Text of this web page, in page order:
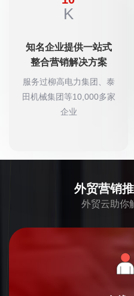
K
知名企业提供一站式
整合营销解决方案
服务过柳高电力集团、泰
田机械集团等10,000多家
企业
外贸营销
外贸云助你